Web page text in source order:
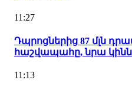
11:27
Դպրոցներից 87 մլն
հաշվապահը, նրա կինն
11:13